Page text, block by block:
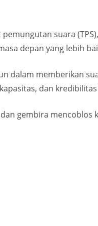
suara
depan yang lebih
dalam memberikan
dan
gembira mencoblos